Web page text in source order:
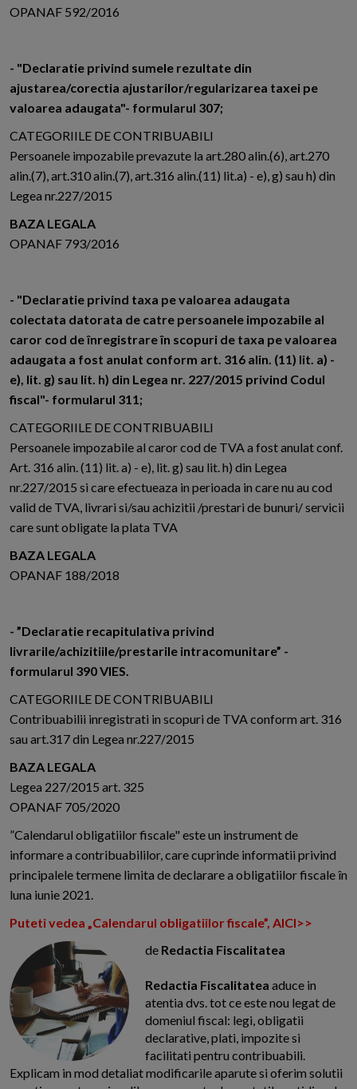
OPANAF 592/2016
- "Declaratie privind sumele rezultate din
ajustarea/corectia ajustarilor/regularizarea taxei pe
valoarea adaugata"- formularul 307;
CATEGORIILE DE CONTRIBUABILI
Persoanele impozabile prevazute la art.280 alin.(6), art.270
alin.(7), art.310 alin.(7), art.316 alin.(11) lit.a) - e), g) sau h) din
Legea nr.227/2015
BAZA LEGALA
OPANAF 793/2016
- "Declaratie privind taxa pe valoarea adaugata
colectata datorata de catre persoanele impozabile al
caror cod de înregistrare în scopuri de taxa pe valoarea
adaugata a fost anulat conform art. 316 alin. (11) lit. a) -
e), lit. g) sau lit. h) din Legea nr. 227/2015 privind Codul
fiscal"- formularul 311;
CATEGORIILE DE CONTRIBUABILI
Persoanele impozabile al caror cod de TVA a fost anulat conf.
Art. 316 alin. (11) lit. a) - e), lit. g) sau lit. h) din Legea
nr.227/2015 si care efectueaza in perioada in care nu au cod
valid de TVA, livrari si/sau achizitii /prestari de bunuri/ servicii
care sunt obligate la plata TVA
BAZA LEGALA
OPANAF 188/2018
- ”Declaratie recapitulativa privind
livrarile/achizitiile/prestarile intracomunitare” -
formularul 390 VIES.
CATEGORIILE DE CONTRIBUABILI
Contribuabilii inregistrati in scopuri de TVA conform art. 316
sau art.317 din Legea nr.227/2015
BAZA LEGALA
Legea 227/2015 art. 325
OPANAF 705/2020
”Calendarul obligatiilor fiscale" este un instrument de
informare a contribuabililor, care cuprinde informatii privind
principalele termene limita de declarare a obligatiilor fiscale în
luna iunie 2021.
Puteti vedea „Calendarul obligatiilor fiscale”, AICI>>
de Redactia Fiscalitatea
Redactia Fiscalitatea aduce in
atentia dvs. tot ce este nou legat de
domeniul fiscal: legi, obligatii
declarative, plati, impozite si
facilitati pentru contribuabili.
Explicam in mod detaliat modificarile aparute si oferim solutii